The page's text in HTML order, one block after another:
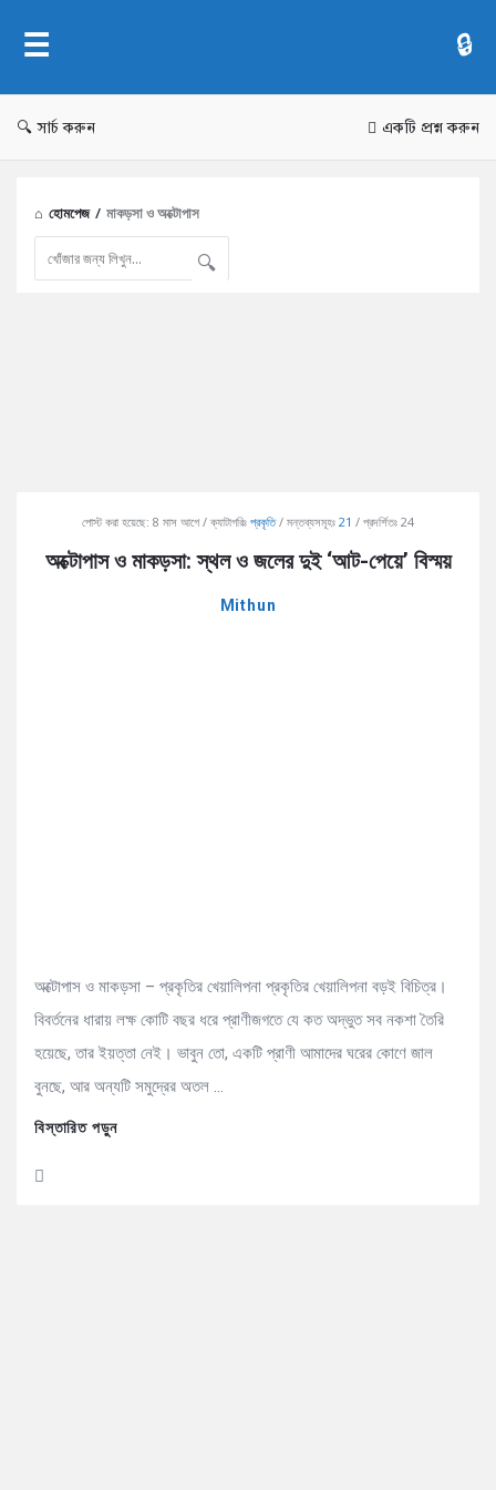
সার্চ করুন একটি প্রশ্ন করুন
হোমপেজ / মাকড়সা ও অক্টোপাস
Articles
পোস্ট করা হয়েছে: 8 মাস আগে ক্যাটাগরিঃ প্রকৃতি মন্তব্যসমূহঃ 21 প্রদর্শিতঃ 24
অক্টোপাস ও মাকড়সা: স্থল ও জলের দুই ‘আট-পেয়ে’ বিস্ময়
Mithun
অক্টোপাস ও মাকড়সা – প্রকৃতির খেয়ালিপনা প্রকৃতির খেয়ালিপনা বড়ই বিচিত্র।
বিবর্তনের ধারায় লক্ষ কোটি বছর ধরে প্রাণীজগতে যে কত অদ্ভুত সব নকশা তৈরি
হয়েছে, তার ইয়ত্তা নেই। ভাবুন তো, একটি প্রাণী আমাদের ঘরের কোণে জাল
বুনছে, আর অন্যটি সমুদ্রের অতল ...
বিস্তারিত পড়ুন